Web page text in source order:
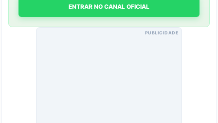
ENTRAR NO CANAL OFICIAL
PUBLICIDADE